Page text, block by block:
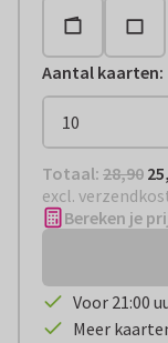
Aantal kaarten:
Totaal: € 25,10
Totaal: 28,90
excl.
Bereken je
Voor 21:00
Meer